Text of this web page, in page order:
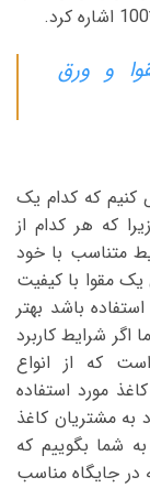
و ورق
کنیم که کدام یک
که هر کدام از
متناسب با خود
یک مقوا با کیفیت
باشد بهتر
اگر شرایط کاربرد
که از انواع
مورد استفاده
به مشتریان کاغذ
شما بگوییم که
جایگاه مناسب